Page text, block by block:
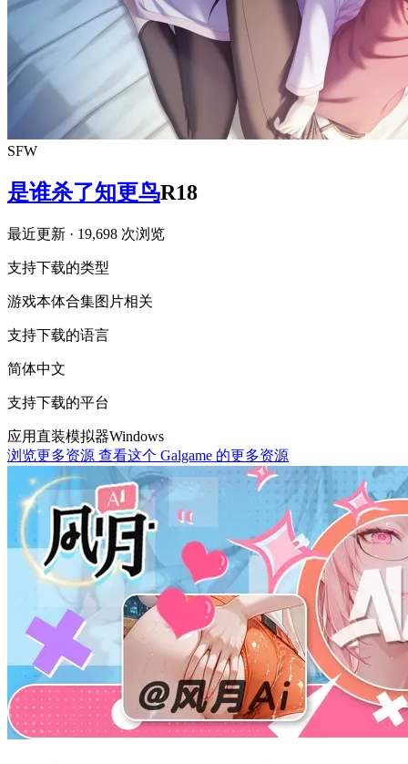
SFW
是谁杀了知更鸟R18
最近更新 · 19,698 次浏览
支持下载的类型
游戏本体合集图片相关
支持下载的语言
简体中文
支持下载的平台
应用直装模拟器Windows
浏览更多资源 查看这个 Galgame 的更多资源